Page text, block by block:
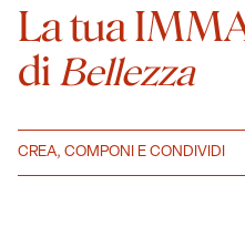
La tua
di Bellezza
CREA, COMPONI E CONDIVIDI